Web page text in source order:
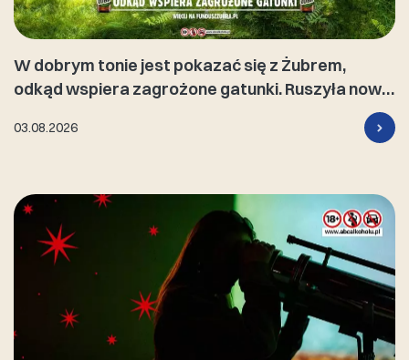
W dobrym tonie jest pokazać się z Żubrem,
odkąd wspiera zagrożone gatunki. Ruszyła nowa
03.08.2026